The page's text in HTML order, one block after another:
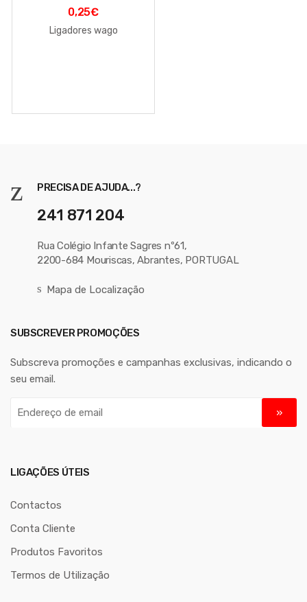
0,25€
Ligadores wago
PRECISA DE AJUDA...?
241 871 204
Rua Colégio Infante Sagres nº61,
2200-684 Mouriscas, Abrantes, PORTUGAL
Mapa de Localização
SUBSCREVER PROMOÇÕES
Subscreva promoções e campanhas exclusivas, indicando o
seu email.
r
ç
e
e
LIGAÇÕES ÚTEIS
Contactos
Conta Cliente
Produtos Favoritos
Termos de Utilização